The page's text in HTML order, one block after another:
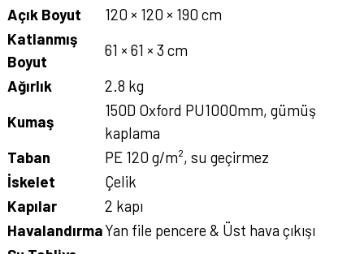
Açık Boyut
120 × 120 × 190 cm
Katlanmış
Boyut
61 × 61 × 3 cm
Ağırlık
2.8 kg
Kumaş
150D Oxford PU1000mm, gümüş
kaplama
Taban
PE 120 g/m², su geçirmez
İskelet
Çelik
Kapılar
2 kapı
HavalandırmaYan file pencere & Üst hava çıkışı